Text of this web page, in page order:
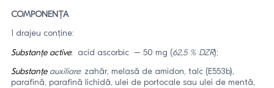
COMPONENȚA
1 drajeu conține:
Substanțe active: acid ascorbic – 50 mg (62,5 % DZR);
Substanțeauxiliare: zahăr, melasă de amidon, talc (E553b),
parafină, parafină lichidă, ulei de portocale sau ulei de mentă,